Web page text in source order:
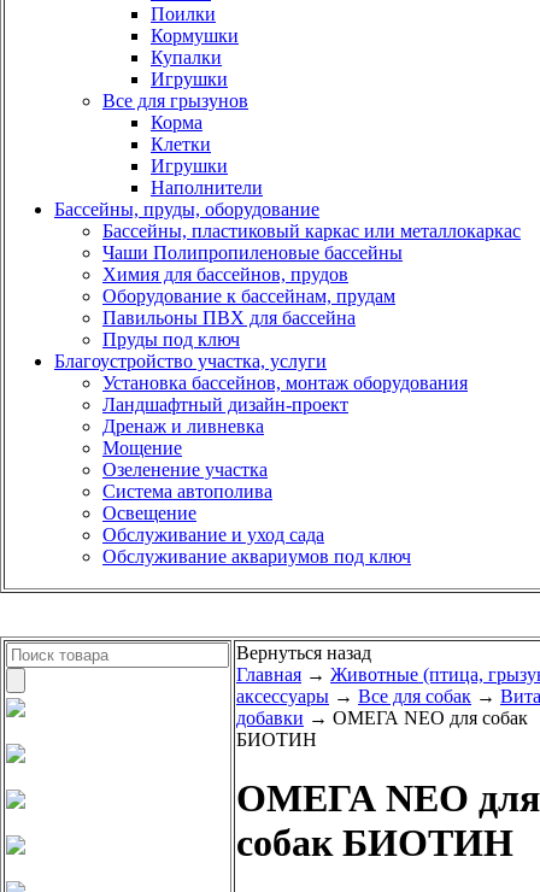
Поилки
Кормушки
Купалки
Игрушки
Все для грызунов
Корма
Клетки
Игрушки
Наполнители
Бассейны, пруды, оборудование
Бассейны, пластиковый каркас или металлокаркас
Чаши Полипропиленовые бассейны
Химия для бассейнов, прудов
Оборудование к бассейнам, прудам
Павильоны ПВХ для бассейна
Пруды под ключ
Благоустройство участка, услуги
Установка бассейнов, монтаж оборудования
Ландшафтный дизайн-проект
Дренаж и ливневка
Мощение
Озеленение участка
Система автополива
Освещение
Обслуживание и уход сада
Обслуживание аквариумов под ключ
Вернуться назад
Главная → Животные (птица,
аксессуары → Все для собак →
добавки → ОМЕГА NEO для собак
БИОТИН
ОМЕГА NEO для
собак БИОТИН